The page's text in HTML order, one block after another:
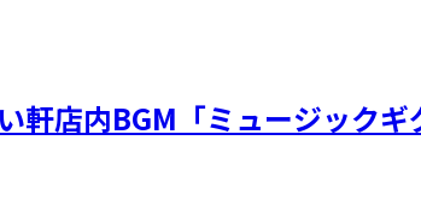
店内BGM「ミュージックギ